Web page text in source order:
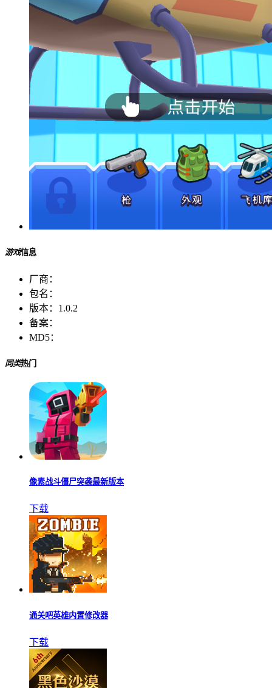
游戏信息
厂商：
包名：
版本： 1.0.2
备案：
MD5：
同类热门
像素战斗僵尸突袭最新版本
下载
通关吧英雄内置修改器
下载